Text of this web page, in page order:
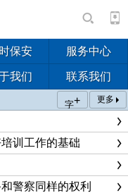
保安 服务中心
我们
联系我们
更多
字+
训工作的基础
警察同样的权利